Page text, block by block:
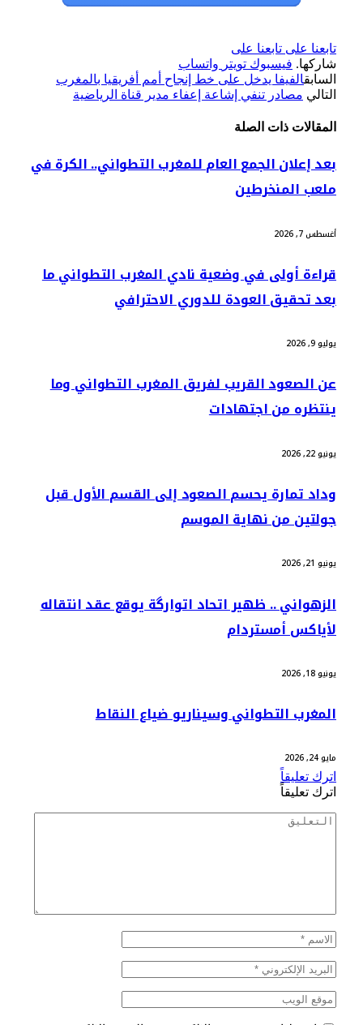
تابعنا على تابعنا على
شاركها. فيسبوك تويتر واتساب
السابقالفيفا يدخل على خط إنجاح أمم أفريقيا بالمغرب
التالي مصادر تنفي إشاعة إعفاء مدير قناة الرياضية
المقالات ذات الصلة
بعد إعلان الجمع العام للمغرب التطواني.. الكرة في
ملعب المنخرطين
أغسطس 7, 2026
قراءة أولى في وضعية نادي المغرب التطواني ما
بعد تحقيق العودة للدوري الاحترافي
يوليو 9, 2026
عن الصعود القريب لفريق المغرب التطواني وما
ينتظره من اجتهادات
يونيو 22, 2026
وداد تمارة يحسم الصعود إلى القسم الأول قبل
جولتين من نهاية الموسم
يونيو 21, 2026
الزهواني .. ظهير اتحاد اتوارگة يوقع عقد انتقاله
لأياكس أمستردام
يونيو 18, 2026
المغرب التطواني وسيناريو ضياع النقاط
مايو 24, 2026
اترك تعليقاً
اترك تعليقاً